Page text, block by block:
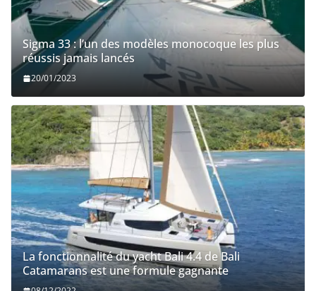
Sigma 33 : l’un des modèles monocoque les plus
réussis jamais lancés
20/01/2023
La fonctionnalité du yacht Bali 4.4 de Bali
Catamarans est une formule gagnante